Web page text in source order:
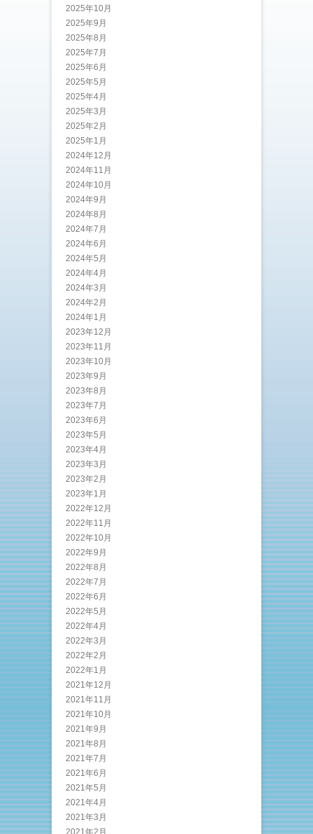
2025年10月
2025年9月
2025年8月
2025年7月
2025年6月
2025年5月
2025年4月
2025年3月
2025年2月
2025年1月
2024年12月
2024年11月
2024年10月
2024年9月
2024年8月
2024年7月
2024年6月
2024年5月
2024年4月
2024年3月
2024年2月
2024年1月
2023年12月
2023年11月
2023年10月
2023年9月
2023年8月
2023年7月
2023年6月
2023年5月
2023年4月
2023年3月
2023年2月
2023年1月
2022年12月
2022年11月
2022年10月
2022年9月
2022年8月
2022年7月
2022年6月
2022年5月
2022年4月
2022年3月
2022年2月
2022年1月
2021年12月
2021年11月
2021年10月
2021年9月
2021年8月
2021年7月
2021年6月
2021年5月
2021年4月
2021年3月